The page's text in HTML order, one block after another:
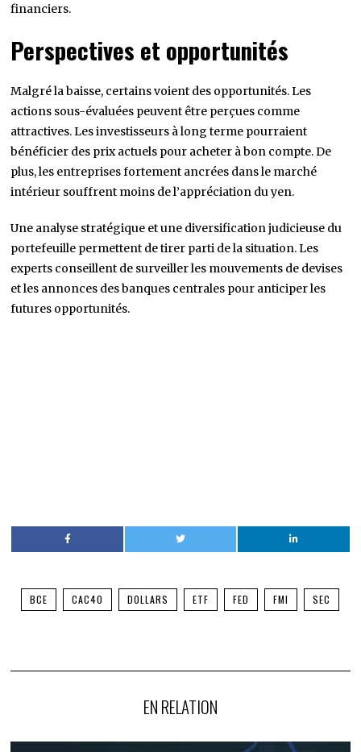
financiers.
Perspectives et opportunités
Malgré la baisse, certains voient des opportunités. Les
actions sous-évaluées peuvent être perçues comme
attractives. Les investisseurs à long terme pourraient
bénéficier des prix actuels pour acheter à bon compte. De
plus, les entreprises fortement ancrées dans le marché
intérieur souffrent moins de l’appréciation du yen.
Une analyse stratégique et une diversification judicieuse du
portefeuille permettent de tirer parti de la situation. Les
experts conseillent de surveiller les mouvements de devises
et les annonces des banques centrales pour anticiper les
futures opportunités.
BCE CAC40 DOLLARS ETF FED FMI SEC
EN RELATION